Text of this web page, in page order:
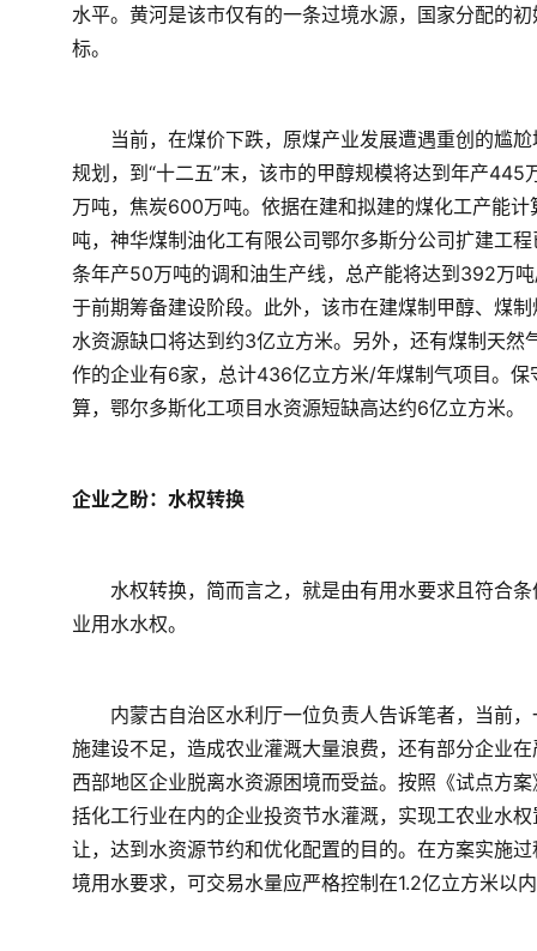
水平。黄河是该市仅有的一条过境水源，国家分配的
标。
当前，在煤价下跌，原煤产业发展遭遇重创的尴尬
规划，到“十二五”末，该市的甲醇规模将达到年产
万吨，焦炭600万吨。依据在建和拟建的煤化工产能
吨，神华煤制油化工有限公司鄂尔多斯分公司扩建工
条年产50万吨的调和油生产线，总产能将达到392万
于前期筹备建设阶段。此外，该市在建煤制甲醇、煤
水资源缺口将达到约3亿立方米。另外，还有煤制天然
作的企业有6家，总计436亿立方米/年煤制气项目。
算，鄂尔多斯化工项目水资源短缺高达约6亿立方米。
企业之盼：水权转换
水权转换，简而言之，就是由有用水要求且符合条
业用水水权。
内蒙古自治区水利厅一位负责人告诉笔者，当前，
施建设不足，造成农业灌溉大量浪费，还有部分企业
西部地区企业脱离水资源困境而受益。按照《试点方
括化工行业在内的企业投资节水灌溉，实现工农业水
让，达到水资源节约和优化配置的目的。在方案实施
境用水要求，可交易水量应严格控制在1.2亿立方米以